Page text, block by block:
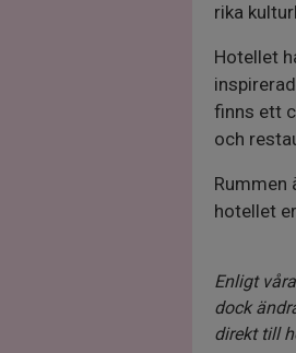
rika
Hotellet
finns ett
och
Rummen
hotellet
Enligt
dock
direkt till